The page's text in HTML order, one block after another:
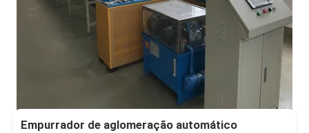
Empurrador de aglomeração automático